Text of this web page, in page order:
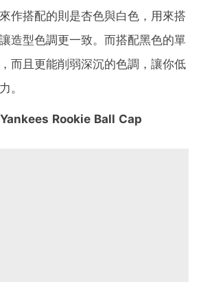
作搭配的則是杏色與白色，用來搭
造型色調更一致。而搭配黑色的單
而且更能削弱深沉的色調，讓你低
。
Rookie Ball Cap